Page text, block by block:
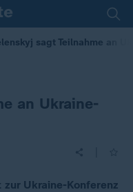
sagt Teilnahme an
an Ukraine-
Ukraine-Konferenz